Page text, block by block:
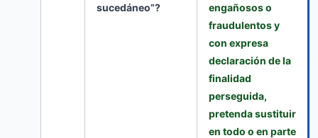
sucedáneo”?
engañosos o
fraudulentos y
con expresa
declaración de la
finalidad
perseguida,
pretenda sustituir
en todo o en parte